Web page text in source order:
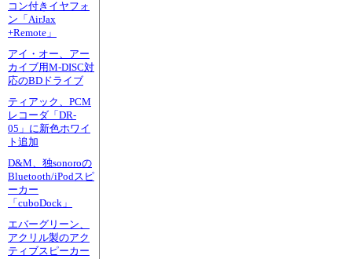
コン付きイヤフォ
ン「AirJax
+Remote」
アイ・オー、アー
カイブ用M-DISC対
応のBDドライブ
ティアック、PCM
レコーダ「DR-
05」に新色ホワイ
ト追加
D&M、独sonoroの
Bluetooth/iPodスピ
ーカー
「cuboDock」
エバーグリーン、
アクリル製のアク
ティブスピーカー